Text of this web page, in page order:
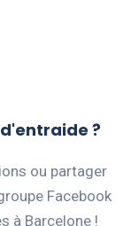
?
ou partager
Facebook
à Barcelone !